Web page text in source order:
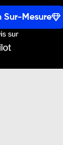
Sur-Mesure